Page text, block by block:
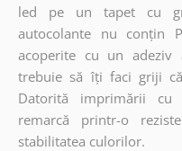
led pe un tapet cu
autocolante nu conțin
acoperite cu un adeziv
trebuie să îți faci griji
Datorită imprimării cu
remarcă printr-o
stabilitatea culorilor.